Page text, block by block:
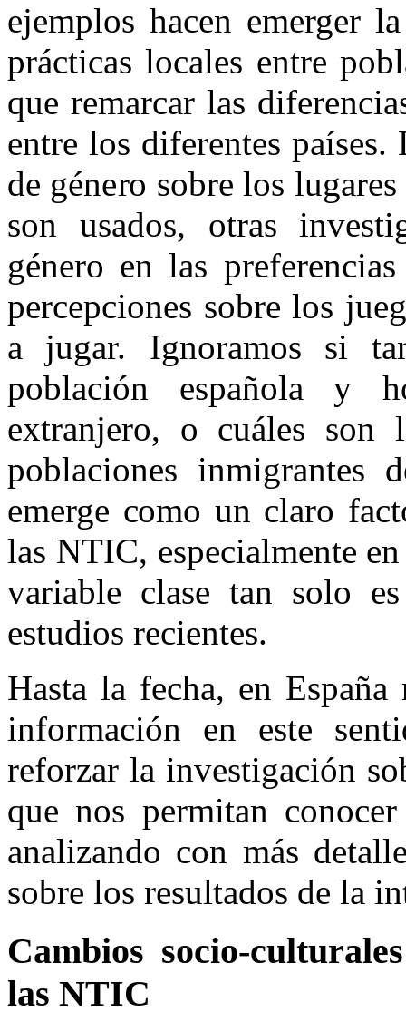
ejemplos hacen emerger
prácticas locales entre
que remarcar las
entre los diferentes
de género sobre los
son usados, otras
género en las
percepciones sobre los
a jugar. Ignoramos si
población española y
extranjero, o cuáles son
poblaciones inmigrantes
emerge como un claro
las NTIC, especialmente
variable clase tan solo
estudios recientes.
Hasta la fecha, en
información en este
reforzar la investigación
que nos permitan
analizando con más
sobre los resultados de la
Cambios socio-
las NTIC